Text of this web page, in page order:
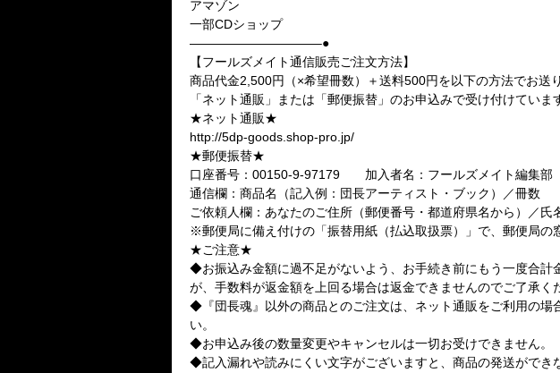
アマゾン
一部CDショップ
——————————–●
【フールズメイト通信販売ご注文方法】
商品代金2,500円（×希望冊数）＋送料500円を以下の方法でお送
「ネット通販」または「郵便振替」のお申込みで受け付けていま
★ネット通販★
http://5dp-goods.shop-pro.jp/
★郵便振替★
口座番号：00150-9-97179 加入者名：フールズメイト編集部
通信欄：商品名（記入例：団長アーティスト・ブック）／冊数
ご依頼人欄：あなたのご住所（郵便番号・都道府県名から）／氏
※郵便局に備え付けの「振替用紙（払込取扱票）」で、郵便局の
★ご注意★
◆お振込み金額に過不足がないよう、お手続き前にもう一度合
が、手数料が返金額を上回る場合は返金できませんのでご了承く
◆『団長魂』以外の商品とのご注文は、ネット通販をご利用の場
い。
◆お申込み後の数量変更やキャンセルは一切お受けできません。
◆記入漏れや読みにくい文字がございますと、商品の発送ができ